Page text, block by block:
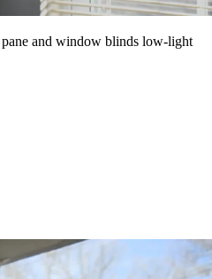
and window blinds low-light